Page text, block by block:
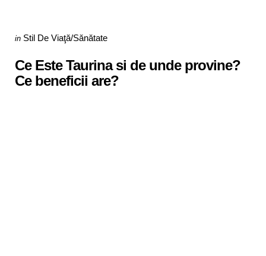
Categories
Posted
in Stil De Viaţă/Sănătate
Ce Este Taurina si de unde provine?
Ce beneficii are?